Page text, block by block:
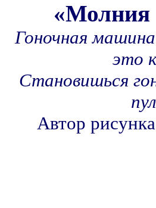
Гоночная
это
Становишься
Автор